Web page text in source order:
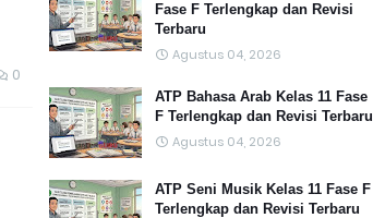
0
Fase F Terlengkap dan Revisi
Terbaru
Agustus 04, 2026
ATP Bahasa Arab Kelas 11 Fase
F Terlengkap dan Revisi Terbaru
Agustus 04, 2026
ATP Seni Musik Kelas 11 Fase F
Terlengkap dan Revisi Terbaru